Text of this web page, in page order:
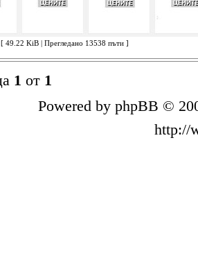
49.22 KiB | Прегледано 13538 пъти ]
1 от 1
Powered by phpBB ©
http://